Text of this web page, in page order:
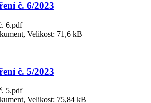
č. 6/2023
6.pdf
Velikost: 71,6 kB
č. 5/2023
5.pdf
Velikost: 75,84 kB